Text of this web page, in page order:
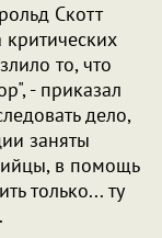
Скотт
то, что
- приказал
дело,
заняты
в помощь
только... ту